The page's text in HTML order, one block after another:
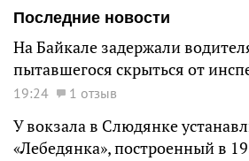
Последние новости
На Байкале задержали
пытавшегося скрыться от
19:24 1 отзыв
У вокзала в Слюдянке
«Лебедянка», построенный в